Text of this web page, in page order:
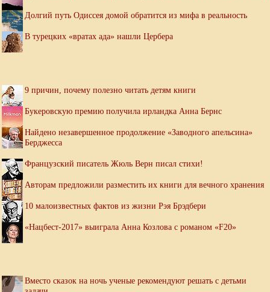
Долгий путь Одиссея домой обратится из мифа в реальность
В турецких «вратах ада» нашли Цербера
9 причин, почему полезно читать детям книги
Букеровскую премию получила ирландка Анна Бернс
Найдено незавершенное продолжение «Заводного апельсина»
Берджесса
Французский писатель Жюль Верн писал стихи!
Авторам предложили разместить их книги для вечного хранения
10 малоизвестных фактов из жизни Рэя Брэдбери
«Нацбест-2017» выиграла Анна Козлова с романом «F20»
Вместо сказок на ночь ученые рекомендуют решать с детьми